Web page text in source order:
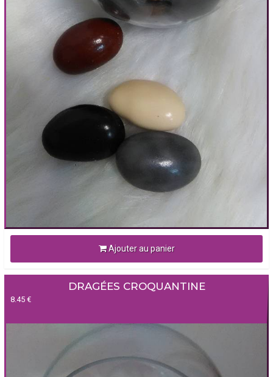
Ajouter au panier
DRAGÉES CROQUANTINE
8.45 €